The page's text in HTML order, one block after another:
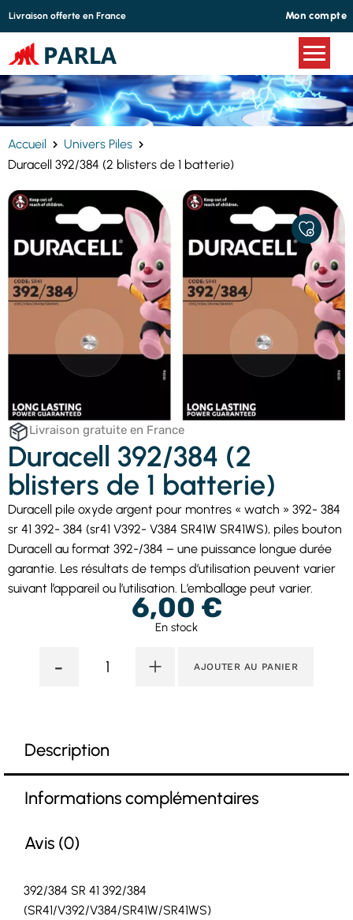
Livraison offerte en France Mon compte
Accueil
Univers Piles
Duracell 392/384 (2 blisters de 1 batterie)
AJOUTER
À
MES
FAVORIS
Livraison gratuite en France
Duracell 392/384 (2
blisters de 1 batterie)
Duracell pile oxyde argent pour montres « watch » 392- 384
sr 41 392- 384 (sr41 V392- V384 SR41W SR41WS), piles bouton
Duracell au format 392-/384 – une puissance longue durée
garantie. Les résultats de temps d’utilisation peuvent varier
suivant l’appareil ou l’utilisation. L’emballage peut varier.
6,00 €
En stock
- + AJOUTER AU PANIER
Description
Informations complémentaires
Avis (0)
392/384 SR 41 392/384
(SR41/V392/V384/SR41W/SR41WS)
Panneau de gestion des cookies